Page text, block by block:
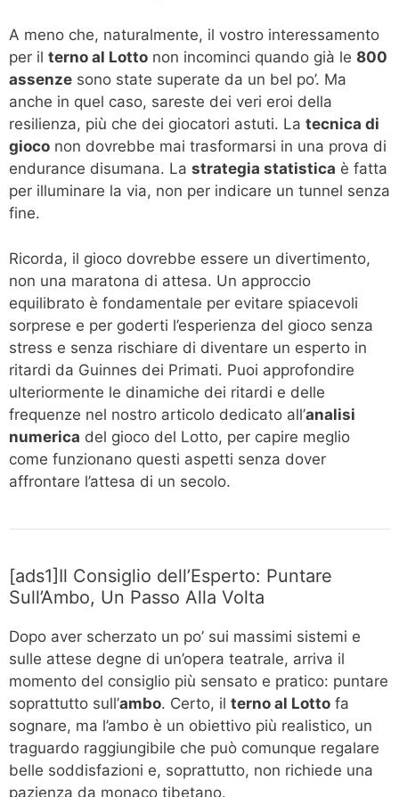
A meno che, naturalmente, il vostro interessamento
per il terno al Lotto non incominci quando già le 800
assenze sono state superate da un bel po’. Ma
anche in quel caso, sareste dei veri eroi della
resilienza, più che dei giocatori astuti. La tecnica di
gioco non dovrebbe mai trasformarsi in una prova di
endurance disumana. La strategia statistica è fatta
per illuminare la via, non per indicare un tunnel senza
fine.
Ricorda, il gioco dovrebbe essere un divertimento,
non una maratona di attesa. Un approccio
equilibrato è fondamentale per evitare spiacevoli
sorprese e per goderti l’esperienza del gioco senza
stress e senza rischiare di diventare un esperto in
ritardi da Guinnes dei Primati. Puoi approfondire
ulteriormente le dinamiche dei ritardi e delle
frequenze nel nostro articolo dedicato all’analisi
numerica del gioco del Lotto, per capire meglio
come funzionano questi aspetti senza dover
affrontare l’attesa di un secolo.
[ads1]Il Consiglio dell’Esperto: Puntare
Sull’Ambo, Un Passo Alla Volta
Dopo aver scherzato un po’ sui massimi sistemi e
sulle attese degne di un’opera teatrale, arriva il
momento del consiglio più sensato e pratico: puntare
soprattutto sull’ambo. Certo, il terno al Lotto fa
sognare, ma l’ambo è un obiettivo più realistico, un
traguardo raggiungibile che può comunque regalare
belle soddisfazioni e, soprattutto, non richiede una
pazienza da monaco tibetano.